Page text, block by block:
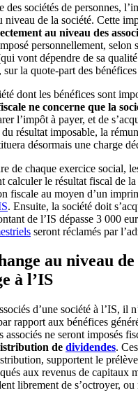
des sociétés de personnes,
niveau de la société. Cette
au niveau des
personnellement, selon
vont dépendre de sa
sur la quote-part des
dont les bénéfices sont
ne concerne que la
l’impôt à payer, et de
résultat imposable, la
désormais une charge
de chaque exercice social,
calculer le résultat fiscal de
fiscale au moyen d’un
. Ensuite, la société doit
de l’IS dépasse 3 000
seront réclamés par
au niveau de
à l’IS
d’une société à l’IS, il
rapport aux bénéfices
associés ne seront imposés
de dividendes.
supportent le
aux revenus de capitaux
librement de s’octroyer,